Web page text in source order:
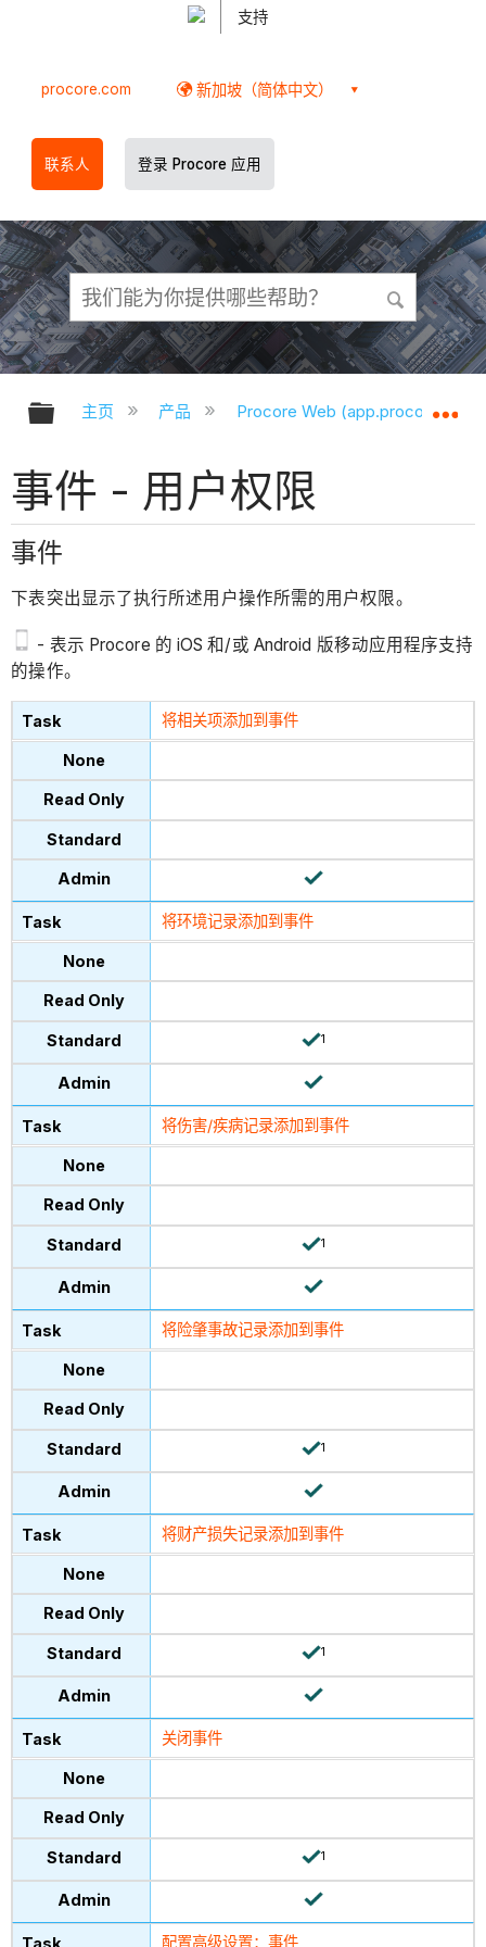
支持
procore.com 新加坡（简体中文）
联系人 登录 Procore 应用
扩展/隐缩全局层次
主页 产品 Procore Web
事件 - 用户权限
事件
下表突出显示了执行所述用户操作所需的用户权限。
- 表示 Procore 的 iOS 和/或 Android 版移动应用程序支持
的操作。
将相关项添加到事件
将环境记录添加到事件
1
将伤害/疾病记录添加到事件
1
将险肇事故记录添加到事件
1
将财产损失记录添加到事件
1
关闭事件
1
配置高级设置：事件